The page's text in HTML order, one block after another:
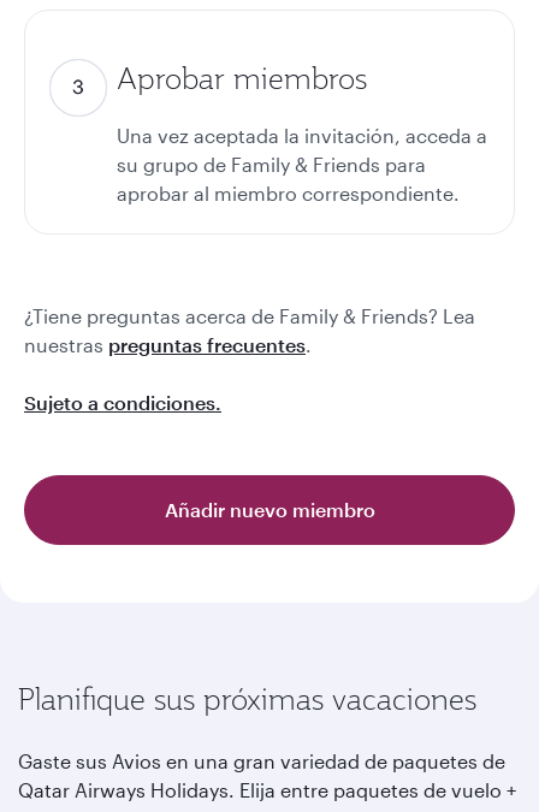
Aprobar miembros
Una vez aceptada la invitación, acceda a
su grupo de Family & Friends para
aprobar al miembro correspondiente.
¿Tiene preguntas acerca de Family & Friends? Lea
nuestras preguntas frecuentes.
Sujeto a condiciones.
Añadir nuevo miembro
Planifique sus próximas vacaciones
Gaste sus Avios en una gran variedad de paquetes de
Qatar Airways Holidays. Elija entre paquetes de vuelo +